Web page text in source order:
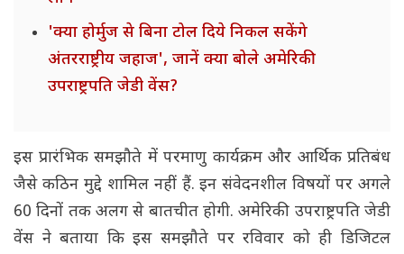
'क्या होर्मुज से बिना टोल दिये निकल सकेंगे
अंतरराष्ट्रीय जहाज', जानें क्या बोले अमेरिकी
उपराष्ट्रपति जेडी वेंस?
इस प्रारंभिक समझौते में परमाणु कार्यक्रम और आर्थिक प्रतिबंध
जैसे कठिन मुद्दे शामिल नहीं हैं. इन संवेदनशील विषयों पर अगले
60 दिनों तक अलग से बातचीत होगी. अमेरिकी उपराष्ट्रपति जेडी
वेंस ने बताया कि इस समझौते पर रविवार को ही डिजिटल